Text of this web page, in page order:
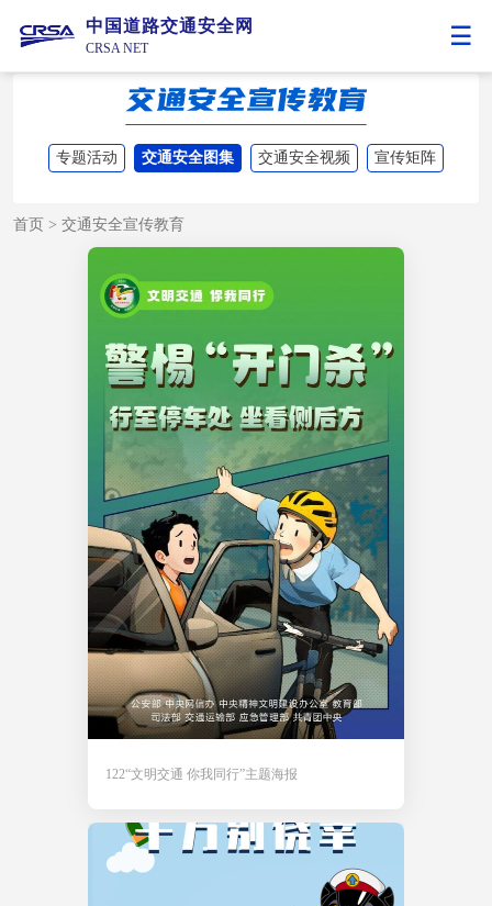
中国道路交通安全网
CRSA NET
专题活动 交通安全图集 交通安全视频 宣传矩阵
首页 > 交通安全宣传教育
122“文明交通 你我同行”主题海报